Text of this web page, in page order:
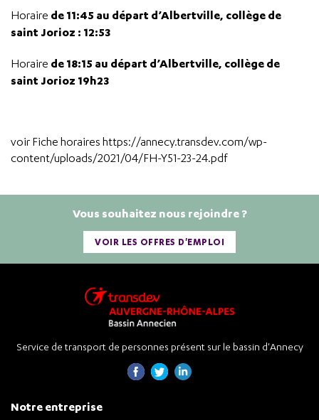
Horaire de 11:45 au départ d’Albertville, collège de
saint Jorioz : 12:53
Horaire de 18:15 au départ d’Albertville, collège de
saint Jorioz 19h23
voir Fiche horaires https://annecy.transdev.com/wp-
content/uploads/2021/04/FH-Y51-23-24.pdf
Vous souhaitez nous rejoindre ?
VOIR LES OFFRES D'EMPLOI
Service de transport de personnes présent sur le bassin d'Annecy
Notre entreprise